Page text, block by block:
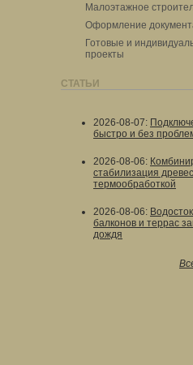
Малоэтажное
Оформление
Готовые и
проекты
СТАТЬИ
2026-08-07:
быстро и без
2026-08-06:
стабилизация
термообработкой
2026-08-06:
балконов и террас
дождя